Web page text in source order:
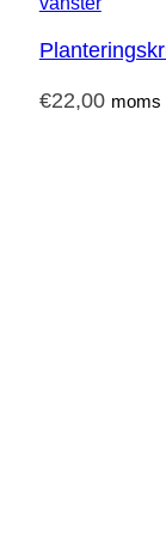
€22,00 moms